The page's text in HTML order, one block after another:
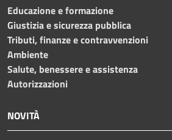
Educazione e formazione
Giustizia e sicurezza pubblica
Tributi, finanze e contravvenzioni
Ambiente
Salute, benessere e assistenza
Autorizzazioni
NOVITÀ